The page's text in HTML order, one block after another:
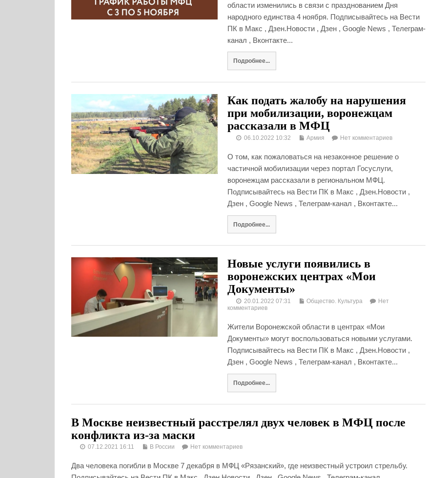
области изменились в связи с празднованием Дня
народного единства 4 ноября. Подписывайтесь на Вести
ПК в Макс , Дзен.Новости , Дзен , Google News , Телеграм-
канал , Вконтакте...
Подробнее...
Как подать жалобу на нарушения
при мобилизации, воронежцам
рассказали в МФЦ
06.10.2022 10:32 Армия Нет комментариев
О том, как пожаловаться на незаконное решение о
частичной мобилизации через портал Госуслуги,
воронежцам рассказали в региональном МФЦ.
Подписывайтесь на Вести ПК в Макс , Дзен.Новости ,
Дзен , Google News , Телеграм-канал , Вконтакте...
Подробнее...
Новые услуги появились в
воронежских центрах «Мои
Документы»
20.01.2022 07:31 Общество. Культура
Нет
комментариев
Жители Воронежской области в центрах «Мои
Документы» могут воспользоваться новыми услугами.
Подписывайтесь на Вести ПК в Макс , Дзен.Новости ,
Дзен , Google News , Телеграм-канал , Вконтакте...
Подробнее...
В Москве неизвестный расстрелял двух человек в МФЦ после
конфликта из-за маски
07.12.2021 16:11 В России Нет комментариев
Два человека погибли в Москве 7 декабря в МФЦ «Рязанский», где неизвестный устроил стрельбу.